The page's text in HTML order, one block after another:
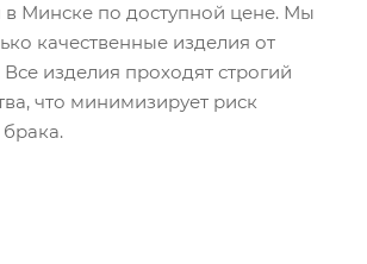
Минске по доступной цене. Мы
качественные изделия от
изделия проходят строгий
что минимизирует риск